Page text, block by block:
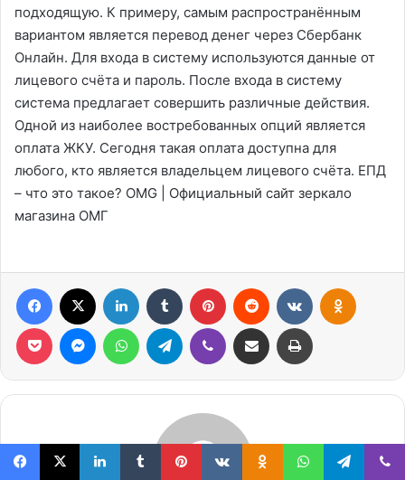
подходящую. К примеру, самым распространённым
вариантом является перевод денег через Сбербанк
Онлайн. Для входа в систему используются данные от
лицевого счёта и пароль. После входа в систему
система предлагает совершить различные действия.
Одной из наиболее востребованных опций является
оплата ЖКУ. Сегодня такая оплата доступна для
любого, кто является владельцем лицевого счёта. ЕПД
– что это такое? OMG | Официальный сайт зеркало
магазина ОМГ
Facebook Linkedin Tumblr Pinterest Reddit VK
Pocket MessengerWhatsAppTelegram Viber Compartilhar via e-mail Imprimir